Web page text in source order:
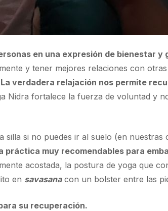
en una expresión de bienestar y
y tener mejores relaciones con
La verdadera relajación nos permite
Nidra fortalece la fuerza de voluntad y
silla si no puedes ir al suelo (en nuestras
práctica muy recomendables para
acostada, la postura de yoga que
en savasanacon un bolster entre las
su recuperación.